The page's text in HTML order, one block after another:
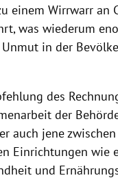
einem Wirrwarr an
was wiederum
in der
des
der
auch jene
Einrichtungen wie
und